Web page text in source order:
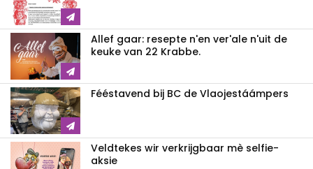
Allef gaar: resepte n'en ver'ale n'uit de
keuke van 22 Krabbe.
Fééstavend bij BC de Vlaojestáámpers
Veldtekes wir verkrijgbaar mè selfie-
aksie